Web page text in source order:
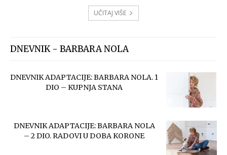
UČITAJ VIŠE
DNEVNIK - BARBARA NOLA
DNEVNIK ADAPTACIJE: BARBARA NOLA. 1
DIO – KUPNJA STANA
DNEVNIK ADAPTACIJE: BARBARA NOLA
– 2 DIO. RADOVI U DOBA KORONE